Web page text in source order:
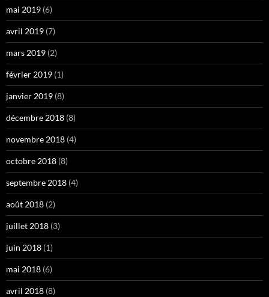
mai 2019 (6)
avril 2019 (7)
mars 2019 (2)
février 2019 (1)
janvier 2019 (8)
décembre 2018 (8)
novembre 2018 (4)
octobre 2018 (8)
septembre 2018 (4)
août 2018 (2)
juillet 2018 (3)
juin 2018 (1)
mai 2018 (6)
avril 2018 (8)